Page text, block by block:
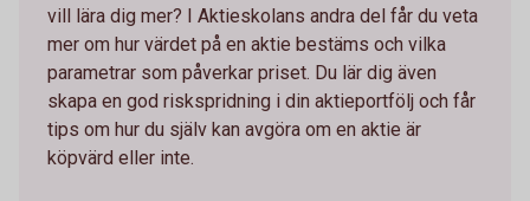
vill lära dig mer? I Aktieskolans andra del får du veta
mer om hur värdet på en aktie bestäms och vilka
parametrar som påverkar priset. Du lär dig även
skapa en god riskspridning i din aktieportfölj och får
tips om hur du själv kan avgöra om en aktie är
köpvärd eller inte.